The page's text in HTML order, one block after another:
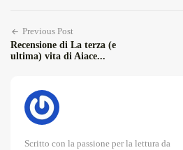
Previous Post
Recensione di La terza (e
ultima) vita di Aiace...
Scritto con la passione per la lettura da